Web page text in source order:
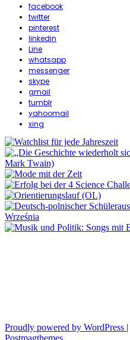
facebook
twitter
pinterest
linkedin
Line
whatsapp
messenger
skype
gmail
tumblr
yahoomail
xing
Proudly powered by WordPress |
Postmagthemes